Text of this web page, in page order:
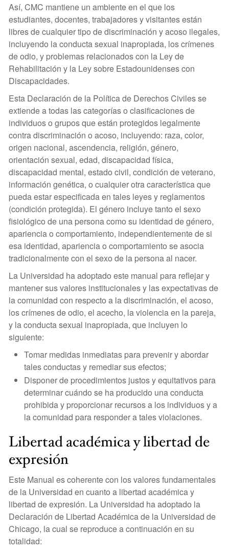
Así, CMC mantiene un ambiente en el que los
estudiantes, docentes, trabajadores y visitantes están
libres de cualquier tipo de discriminación y acoso ilegales,
incluyendo la conducta sexual inapropiada, los crímenes
de odio, y problemas relacionados con la Ley de
Rehabilitación y la Ley sobre Estadounidenses con
Discapacidades.
Esta Declaración de la Política de Derechos Civiles se
extiende a todas las categorías o clasificaciones de
individuos o grupos que están protegidos legalmente
contra discriminación o acoso, incluyendo: raza, color,
origen nacional, ascendencia, religión, género,
orientación sexual, edad, discapacidad física,
discapacidad mental, estado civil, condición de veterano,
información genética, o cualquier otra característica que
pueda estar especificada en tales leyes y reglamentos
(condición protegida). El género incluye tanto el sexo
fisiológico de una persona como su identidad de género,
apariencia o comportamiento, independientemente de si
esa identidad, apariencia o comportamiento se asocia
tradicionalmente con el sexo de la persona al nacer.
La Universidad ha adoptado este manual para reflejar y
mantener sus valores institucionales y las expectativas de
la comunidad con respecto a la discriminación, el acoso,
los crímenes de odio, el acecho, la violencia en la pareja,
y la conducta sexual inapropiada, que incluyen lo
siguiente:
Tomar medidas inmediatas para prevenir y abordar
tales conductas y remediar sus efectos;
Disponer de procedimientos justos y equitativos para
determinar cuándo se ha producido una conducta
prohibida y proporcionar recursos a los individuos y a
la comunidad para responder a tales violaciones.
Libertad académica y libertad de
expresión
Este Manual es coherente con los valores fundamentales
de la Universidad en cuanto a libertad académica y
libertad de expresión. La Universidad ha adoptado la
Declaración de Libertad Académica de la Universidad de
Chicago, la cual se reproduce a continuación en su
totalidad: